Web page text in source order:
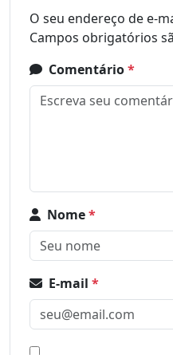
O seu endereço de e-
Campos obrigatórios
Comentário*
Nome*
E-mail *